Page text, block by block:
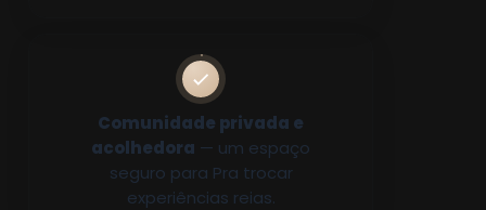
Comunidade privada e
acolhedora — um espaço
seguro para Pra trocar
experiências reias.